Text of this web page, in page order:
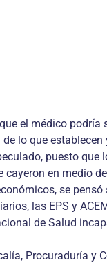
el médico
lo que
puesto
en
se
las EPS y
de Salud
Procuraduría y